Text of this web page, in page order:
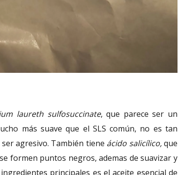
laureth sulfosuccinate, que parece ser un
más suave que el SLS común, no es tan
agresivo. También tiene ácido salicílico,que
formen puntos negros, ademas de suavizar y
principales es el aceite esencial de